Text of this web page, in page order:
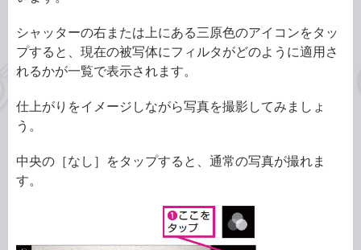
シャッターの右または上にある三原色のアイコンをタッ
プすると、現在の被写体にフィルタがどのように適用さ
れるかが一覧で表示されます。
仕上がりをイメージしながら写真を撮影してみましょ
う。
中央の［なし］をタップすると、通常の写真が撮れま
す。